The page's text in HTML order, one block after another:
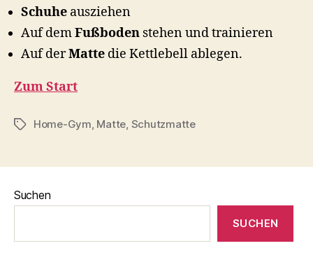
Schuhe ausziehen
Auf demFußboden stehen und trainieren
Auf derMatte die Kettlebell ablegen.
Zum Start
Schlagwörter
Home-Gym, Matte, Schutzmatte
Suchen
SUCHEN